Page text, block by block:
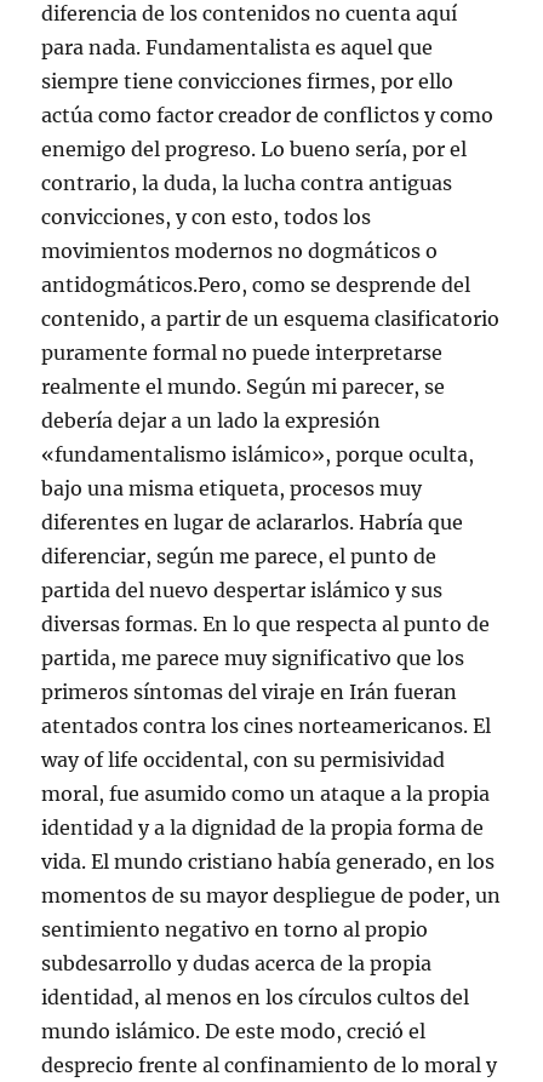
diferencia de los contenidos no cuenta aquí
para nada. Fundamentalista es aquel que
siempre tiene convicciones firmes, por ello
actúa como factor creador de conflictos y como
enemigo del progreso. Lo bueno sería, por el
contrario, la duda, la lucha contra antiguas
convicciones, y con esto, todos los
movimientos modernos no dogmáticos o
antidogmáticos.Pero, como se desprende del
contenido, a partir de un esquema clasificatorio
puramente formal no puede interpretarse
realmente el mundo. Según mi parecer, se
debería dejar a un lado la expresión
«fundamentalismo islámico», porque oculta,
bajo una misma etiqueta, procesos muy
diferentes en lugar de aclararlos. Habría que
diferenciar, según me parece, el punto de
partida del nuevo despertar islámico y sus
diversas formas. En lo que respecta al punto de
partida, me parece muy significativo que los
primeros síntomas del viraje en Irán fueran
atentados contra los cines norteamericanos. El
way of life occidental, con su permisividad
moral, fue asumido como un ataque a la propia
identidad y a la dignidad de la propia forma de
vida. El mundo cristiano había generado, en los
momentos de su mayor despliegue de poder, un
sentimiento negativo en torno al propio
subdesarrollo y dudas acerca de la propia
identidad, al menos en los círculos cultos del
mundo islámico. De este modo, creció el
desprecio frente al confinamiento de lo moral y